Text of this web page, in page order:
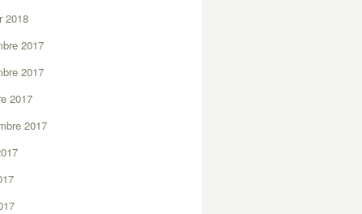
2018
2017
2017
2017
2017